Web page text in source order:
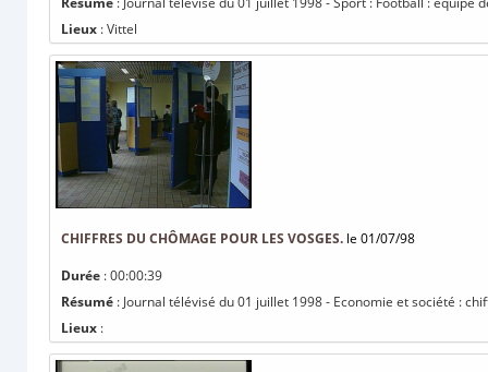
Lieux : Vittel
CHIFFRES DU CHÔMAGE POUR LES VOSGES. le 01/07/98
Durée : 00:00:39
Résumé : Journal télévisé du 01 juillet 1998 - Economie et société :
Lieux :